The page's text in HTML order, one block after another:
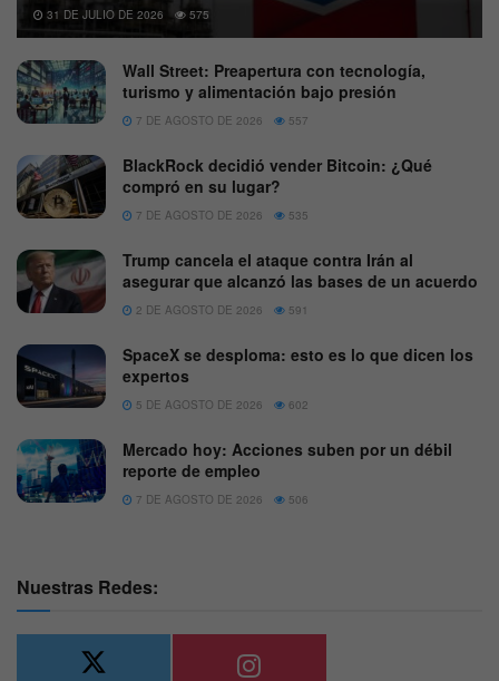
31 DE JULIO DE 2026 575
Wall Street: Preapertura con tecnología,
turismo y alimentación bajo presión
7 DE AGOSTO DE 2026 557
BlackRock decidió vender Bitcoin: ¿Qué
compró en su lugar?
7 DE AGOSTO DE 2026 535
Trump cancela el ataque contra Irán al
asegurar que alcanzó las bases de un acuerdo
2 DE AGOSTO DE 2026 591
SpaceX se desploma: esto es lo que dicen los
expertos
5 DE AGOSTO DE 2026 602
Mercado hoy: Acciones suben por un débil
reporte de empleo
7 DE AGOSTO DE 2026 506
Nuestras Redes: